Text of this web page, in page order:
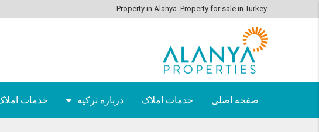
Property in Alanya. Property for sale in Turkey.
صفحه اصلی خدمات املاک درباره ترکیه خدمات